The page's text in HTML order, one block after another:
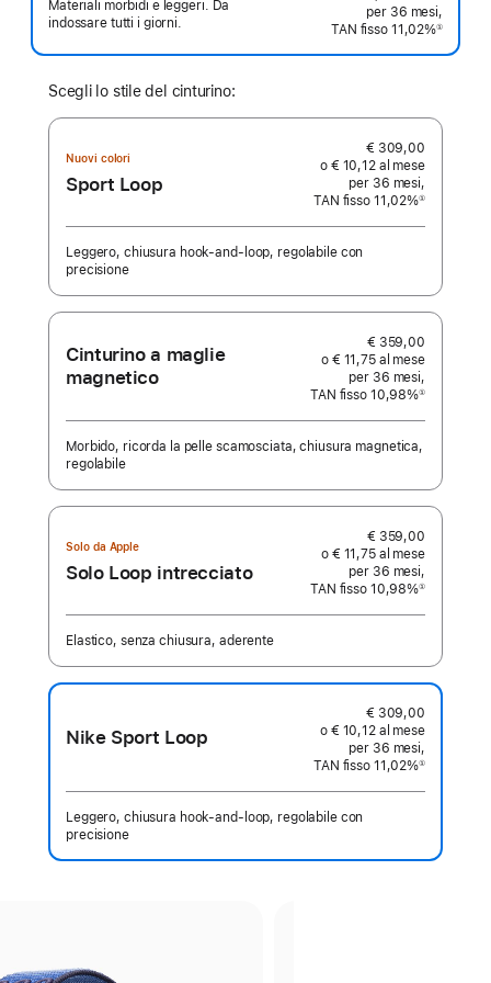
Materiali morbidi e leggeri. Da
indossare tutti i giorni.
per 36 mesi,
TAN fisso 11,02%①
Scegli lo stile del cinturino:
Nuovi colori
Sport Loop
€ 309,00
o € 10,12 al mese
per 36 mesi,
TAN fisso 11,02%①
Leggero, chiusura hook‑and‑loop, regolabile con
precisione
Cinturino a maglie
magnetico
€ 359,00
o € 11,75 al mese
per 36 mesi,
TAN fisso 10,98%①
Morbido, ricorda la pelle scamosciata, chiusura magnetica,
regolabile
Solo da Apple
Solo Loop intrecciato
€ 359,00
o € 11,75 al mese
per 36 mesi,
TAN fisso 10,98%①
Elastico, senza chiusura, aderente
Nike Sport Loop
€ 309,00
o € 10,12 al mese
per 36 mesi,
TAN fisso 11,02%①
Leggero, chiusura hook‑and‑loop, regolabile con
precisione